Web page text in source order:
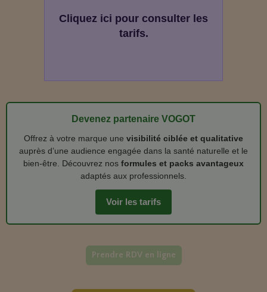
Cliquez ici pour consulter les
tarifs.
Devenez partenaire VOGOT
Offrez à votre marque une visibilité ciblée et qualitative
auprès d’une audience engagée dans la santé naturelle et le
bien‑être. Découvrez nos formules et packs avantageux
adaptés aux professionnels.
Voir les tarifs
Prendre RDV en ligne